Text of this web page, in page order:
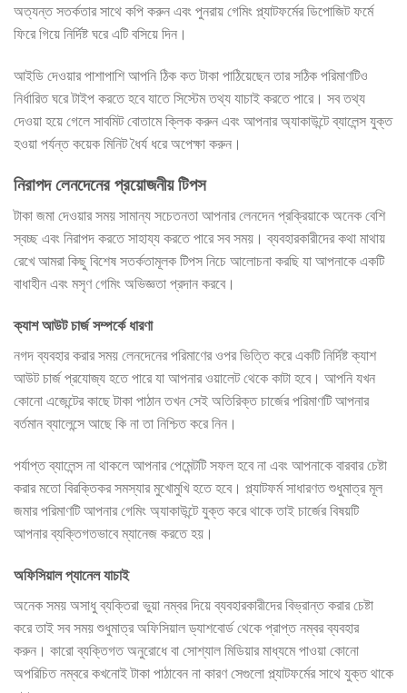
অত্যন্ত সতর্কতার সাথে কপি করুন এবং পুনরায় গেমিং প্ল্যাটফর্মের ডিপোজিট ফর্মে
ফিরে গিয়ে নির্দিষ্ট ঘরে এটি বসিয়ে দিন।
আইডি দেওয়ার পাশাপাশি আপনি ঠিক কত টাকা পাঠিয়েছেন তার সঠিক পরিমাণটিও
নির্ধারিত ঘরে টাইপ করতে হবে যাতে সিস্টেম তথ্য যাচাই করতে পারে। সব তথ্য
দেওয়া হয়ে গেলে সাবমিট বোতামে ক্লিক করুন এবং আপনার অ্যাকাউন্টে ব্যালেন্স যুক্ত
হওয়া পর্যন্ত কয়েক মিনিট ধৈর্য ধরে অপেক্ষা করুন।
নিরাপদ লেনদেনের প্রয়োজনীয় টিপস
টাকা জমা দেওয়ার সময় সামান্য সচেতনতা আপনার লেনদেন প্রক্রিয়াকে অনেক বেশি
স্বচ্ছ এবং নিরাপদ করতে সাহায্য করতে পারে সব সময়। ব্যবহারকারীদের কথা মাথায়
রেখে আমরা কিছু বিশেষ সতর্কতামূলক টিপস নিচে আলোচনা করছি যা আপনাকে একটি
বাধাহীন এবং মসৃণ গেমিং অভিজ্ঞতা প্রদান করবে।
ক্যাশ আউট চার্জ সম্পর্কে ধারণা
নগদ ব্যবহার করার সময় লেনদেনের পরিমাণের ওপর ভিত্তি করে একটি নির্দিষ্ট ক্যাশ
আউট চার্জ প্রযোজ্য হতে পারে যা আপনার ওয়ালেট থেকে কাটা হবে। আপনি যখন
কোনো এজেন্টের কাছে টাকা পাঠান তখন সেই অতিরিক্ত চার্জের পরিমাণটি আপনার
বর্তমান ব্যালেন্সে আছে কি না তা নিশ্চিত করে নিন।
পর্যাপ্ত ব্যালেন্স না থাকলে আপনার পেমেন্টটি সফল হবে না এবং আপনাকে বারবার চেষ্টা
করার মতো বিরক্তিকর সমস্যার মুখোমুখি হতে হবে। প্ল্যাটফর্ম সাধারণত শুধুমাত্র মূল
জমার পরিমাণটি আপনার গেমিং অ্যাকাউন্টে যুক্ত করে থাকে তাই চার্জের বিষয়টি
আপনার ব্যক্তিগতভাবে ম্যানেজ করতে হয়।
অফিসিয়াল প্যানেল যাচাই
অনেক সময় অসাধু ব্যক্তিরা ভুয়া নম্বর দিয়ে ব্যবহারকারীদের বিভ্রান্ত করার চেষ্টা
করে তাই সব সময় শুধুমাত্র অফিসিয়াল ড্যাশবোর্ড থেকে প্রাপ্ত নম্বর ব্যবহার
করুন। কারো ব্যক্তিগত অনুরোধে বা সোশ্যাল মিডিয়ার মাধ্যমে পাওয়া কোনো
অপরিচিত নম্বরে কখনোই টাকা পাঠাবেন না কারণ সেগুলো প্ল্যাটফর্মের সাথে যুক্ত থাকে